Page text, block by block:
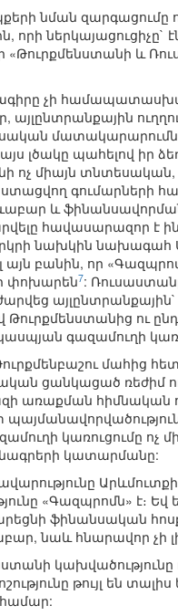
նման
որի
և
չի
այս լծակը պահելով
ոչ միայն
ստացվող գումարների
և ֆինանսավորման
հավասարազոր
Երկրի նախկին
այն բանին, որ
փոխարեն7:
Թուրքմենստանից ու
գազամուղի
մահից
ցանկացած ռեժիմ
առաքման հիմնական
կառուցումը ոչ
կատարմանը:
«Գազպրոմն» է։
ֆինանսական
նաև հնարավոր չի
թույլ են